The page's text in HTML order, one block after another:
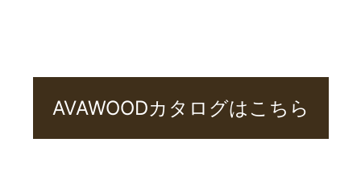
AVAWOODカタログはこちら